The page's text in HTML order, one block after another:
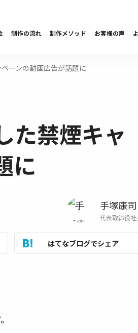
制作の流れ 制作メソッド お客様の声
ーンの動画広告が話題に
た禁煙キャ
に
手塚康司
代表取締役社
はてなブログでシェア